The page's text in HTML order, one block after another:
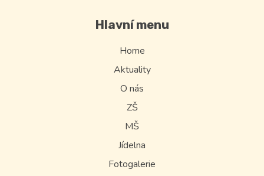
Hlavní menu
Home
Aktuality
O nás
ZŠ
MŠ
Jídelna
Fotogalerie